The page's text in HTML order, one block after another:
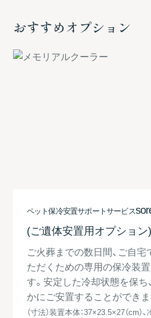
おすすめオプション
ペット保冷安置サポートサービス
(ご遺体安置用オプション)
ご火葬までの数日間、ご自
ただくための専用の保冷装
す。安定した冷却状態を保ち
かにご安置することができま
（寸法）装置本体：37×23.5×27（cm）